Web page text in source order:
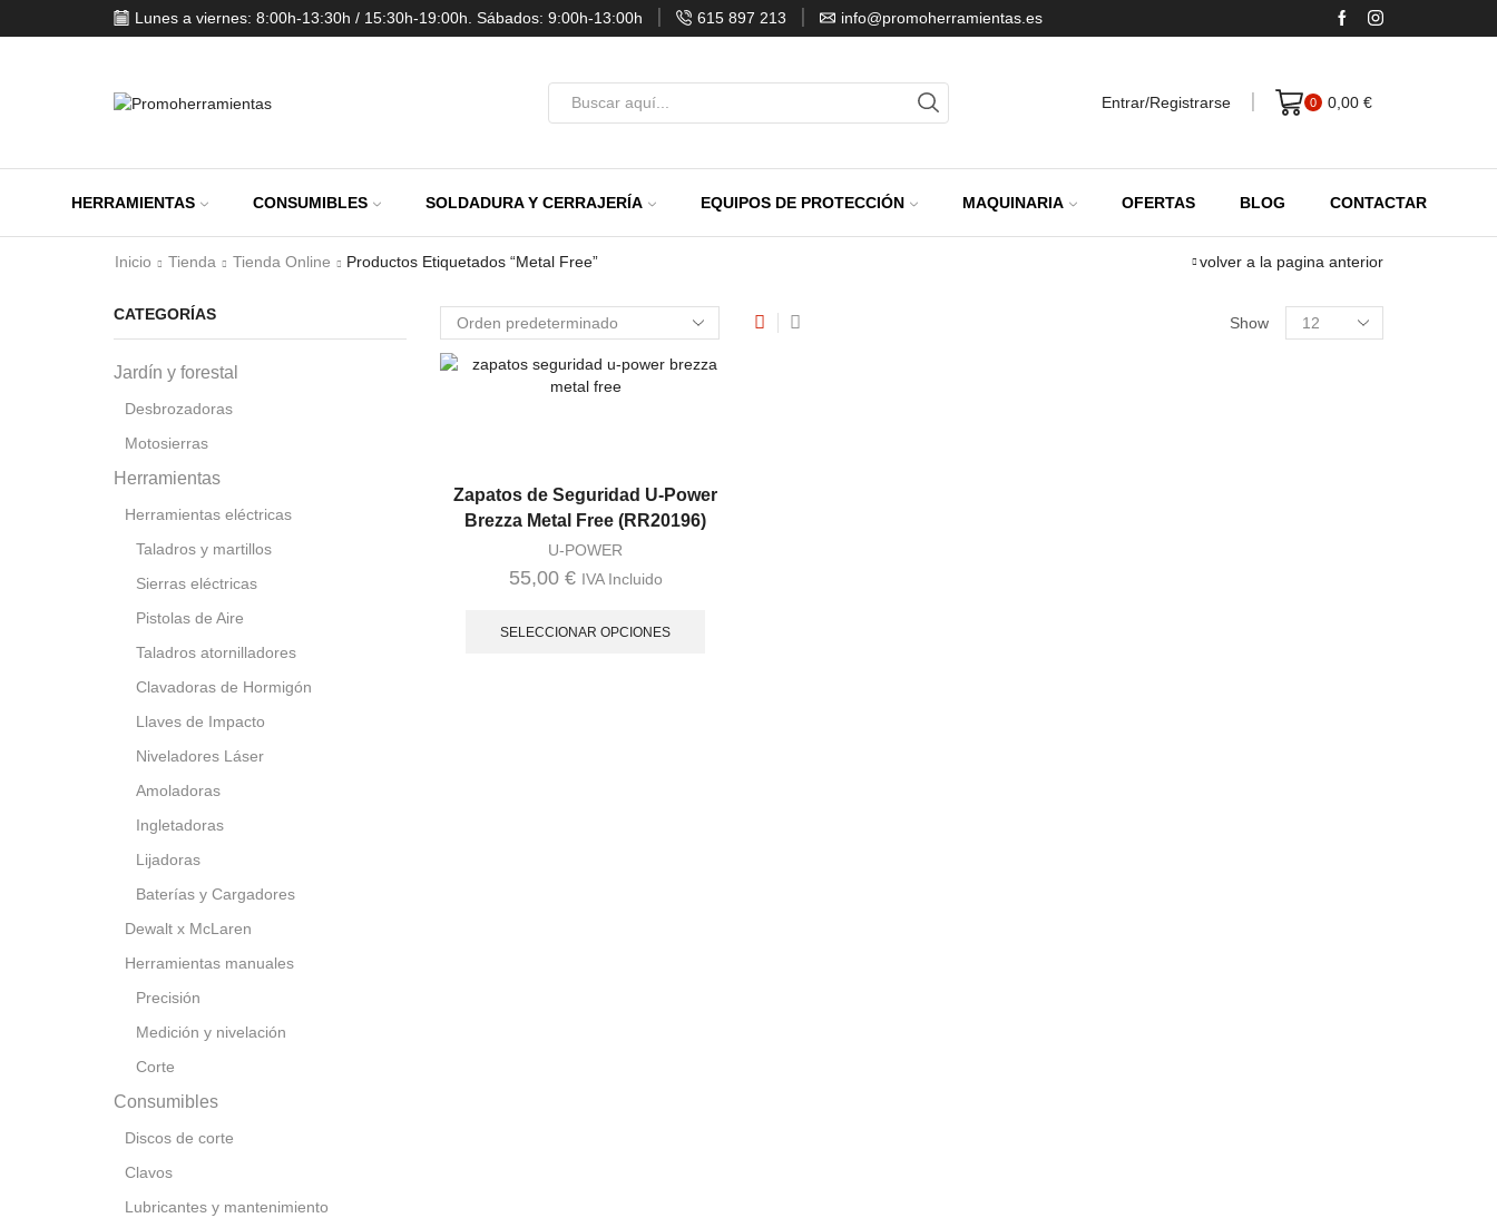
Lunes a viernes: 8:00h-13:30h / 15:30h-19:00h. Sábados: 9:00h-13:00h 615 897 213 info@promoherramientas.es
Entrar/Registrarse 0 0,00€
HERRAMIENTAS CONSUMIBLES SOLDADURA Y CERRAJERÍA EQUIPOS DE PROTECCIÓN MAQUINARIA OFERTAS BLOG CONTACTAR
Inicio Tienda Tienda Online Productos Etiquetados “Metal Free” volver a la pagina anterior
Show
Productos
por
Zapatos de Seguridad U-Power
Brezza Metal Free (RR20196)
U-POWER
55,00 € IVA Incluido
SELECCIONAR OPCIONES
CATEGORÍAS
Jardín y forestal
Desbrozadoras
Motosierras
Herramientas
Herramientas eléctricas
Taladros y martillos
Sierras eléctricas
Pistolas de Aire
Taladros atornilladores
Clavadoras de Hormigón
Llaves de Impacto
Niveladores Láser
Amoladoras
Ingletadoras
Lijadoras
Baterías y Cargadores
Dewalt x McLaren
Herramientas manuales
Precisión
Medición y nivelación
Corte
Consumibles
Discos de corte
Clavos
Lubricantes y mantenimiento